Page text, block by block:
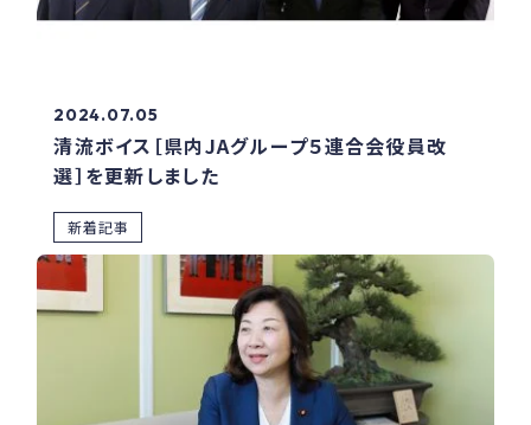
2024.07.05
清流ボイス［県内JAグループ５連合会役員改
選］を更新しました
新着記事